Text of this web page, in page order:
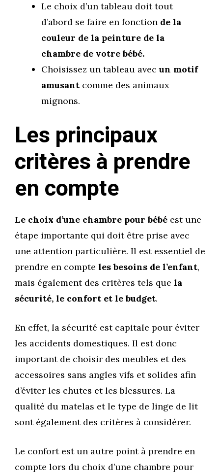
Le choix d’un tableau doit tout
d’abord se faire en fonction de la
couleur de la peinture de la
chambre de votre bébé.
Choisissez un tableau avecun motif
amusant comme des animaux
mignons.
Les principaux
critères à prendre
en compte
Le choix d’une chambre pour bébé est une
étape importante qui doit être prise avec
une attention particulière. Il est essentiel de
prendre en compte les besoins de l’enfant,
mais également des critères tels que la
sécurité, le confort et le budget.
En effet, la sécurité est capitale pour éviter
les accidents domestiques. Il est donc
important de choisir des meubles et des
accessoires sans angles vifs et solides afin
d’éviter les chutes et les blessures. La
qualité du matelas et le type de linge de lit
sont également des critères à considérer.
Le confort est un autre point à prendre en
compte lors du choix d’une chambre pour